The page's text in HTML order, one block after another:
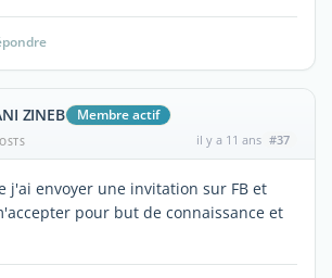
ZINEB Membre actif
il y a 11 ans #37
j'ai envoyer une invitation sur FB et
pour but de connaissance et